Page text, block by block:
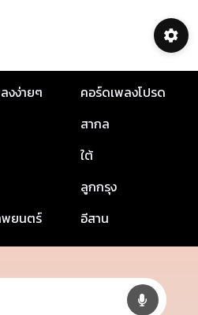
งง่ายๆ
คอร์ดเพลงโปรด
สากล
ใต้
ลูกกรุง
พยนตร์ อีสาน